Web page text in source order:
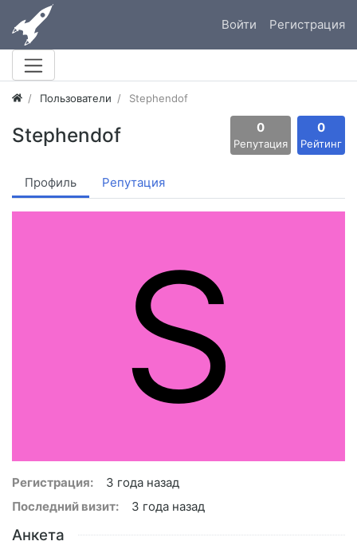
Войти Регистрация
Пользователи Stephendof
Stephendof 0
Репутация
0
Рейтинг
Профиль Репутация
S
Регистрация:
3 года назад
Последний визит:
3 года назад
Анкета